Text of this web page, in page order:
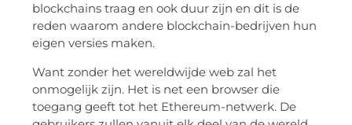
blockchains traag en ook duur zijn en dit is de
reden waarom andere blockchain-bedrijven hun
eigen versies maken.
Want zonder het wereldwijde web zal het
onmogelijk zijn. Het is net een browser die
toegang geeft tot het Ethereum-netwerk. De